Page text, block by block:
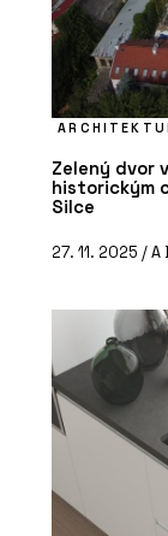
Zelený dvor
historickým
Silce
27. 11. 2025 /